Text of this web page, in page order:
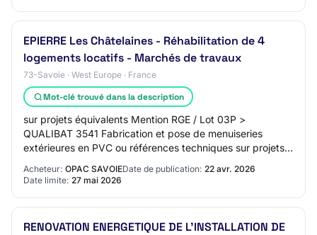
EPIERRE Les Châtelaines - Réhabilitation de 4
logements locatifs - Marchés de travaux
73-Savoie · West Europe · France
Mot-clé trouvé dans la description
sur projets équivalents Mention RGE / Lot 03P >
QUALIBAT 3541 Fabrication et pose de menuiseries
extérieures en PVC ou références techniques sur projets
Acheteur: OPAC SAVOIEDate de publication: 22 avr. 2026
Date limite: 27 mai 2026
RENOVATION ENERGETIQUE DE L'INSTALLATION DE